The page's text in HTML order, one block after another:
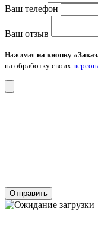
Ваш телефон
Ваш отзыв
Нажимая на кнопку
на обработку своих
Отправить